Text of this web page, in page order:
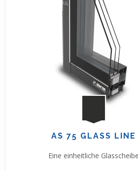
AS 75 GLASS LINE
Eine einheitliche Glasscheibe